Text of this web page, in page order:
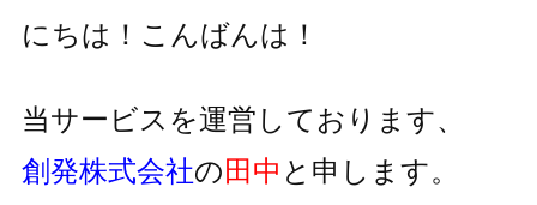
にちは！こんばんは！
当サービスを運営しております、
創発株式会社の田中 と申します。